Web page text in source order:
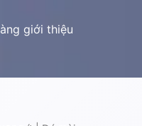
giới thiệu